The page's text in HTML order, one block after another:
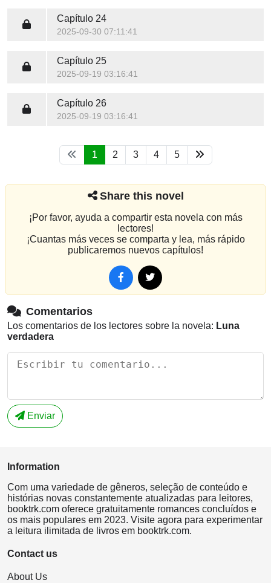
Capítulo 24
2025-09-30 07:11:41
Capítulo 25
2025-09-19 03:16:41
Capítulo 26
2025-09-19 03:16:41
1 2 3 4 5
Share this novel
¡Por favor, ayuda a compartir esta novela con más
lectores!
¡Cuantas más veces se comparta y lea, más rápido
publicaremos nuevos capítulos!
Comentarios
Los comentarios de los lectores sobre la novela: Luna
verdadera
Enviar
Information
Com uma variedade de gêneros, seleção de conteúdo e
histórias novas constantemente atualizadas para leitores,
booktrk.com oferece gratuitamente romances concluídos e
os mais populares em 2023. Visite agora para experimentar
a leitura ilimitada de livros em booktrk.com.
Contact us
About Us